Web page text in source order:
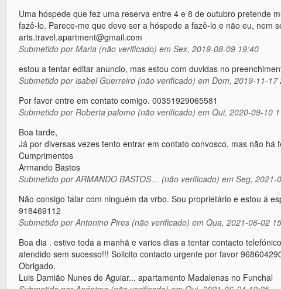
Uma hóspede que fez uma reserva entre 4 e 8 de outubro pretende
fazê-lo. Parece-me que deve ser a hóspede a fazê-lo e não eu, nem
arts.travel.apartment@gmail.com
Submetido porMaria (não verificado) em Sex, 2019-08-09 19:40
estou a tentar editar anuncio, mas estou com duvidas no
Submetido porisabel Guerreiro (não verificado) em Dom, 2019-11-17
Por favor entre em contato comigo. 00351929065581
Submetido por Roberta palomo (não verificado) em Qui, 2020-09-10
Boa tarde,
Já por diversas vezes tento entrar em contato convosco, mas não
Cumprimentos
Armando Bastos
Submetido porARMANDO BASTOS… (não verificado) em Seg, 2021-
Não consigo falar com ninguém da vrbo. Sou proprietário e estou á
918469112
Submetido porAntonino Pires (não verificado) em Qua, 2021-06-02
Boa dia . estive toda a manhã e varios dias a tentar contacto
atendido sem sucesso!!! Solicito contacto urgente por favor
Obrigado.
Luis Damião Nunes de Aguiar... apartamento Madalenas no Funchal